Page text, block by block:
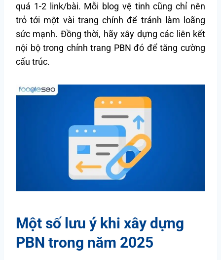
quá 1-2 link/bài. Mỗi blog vệ tinh cũng chỉ nên
trỏ tới một vài trang chính để tránh làm loãng
sức mạnh. Đồng thời, hãy xây dựng các liên kết
nội bộ trong chính trang PBN đó để tăng cường
cấu trúc.
Một số lưu ý khi xây dựng
PBN trong năm 2025